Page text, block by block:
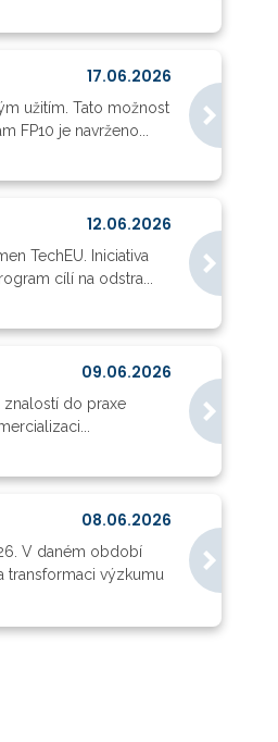
17.06.2026
užitím. Tato možnost
je navrženo...
12.06.2026
TechEU. Iniciativa
cílí na odstra...
09.06.2026
znalostí do praxe
08.06.2026
V daném období
transformaci výzkumu